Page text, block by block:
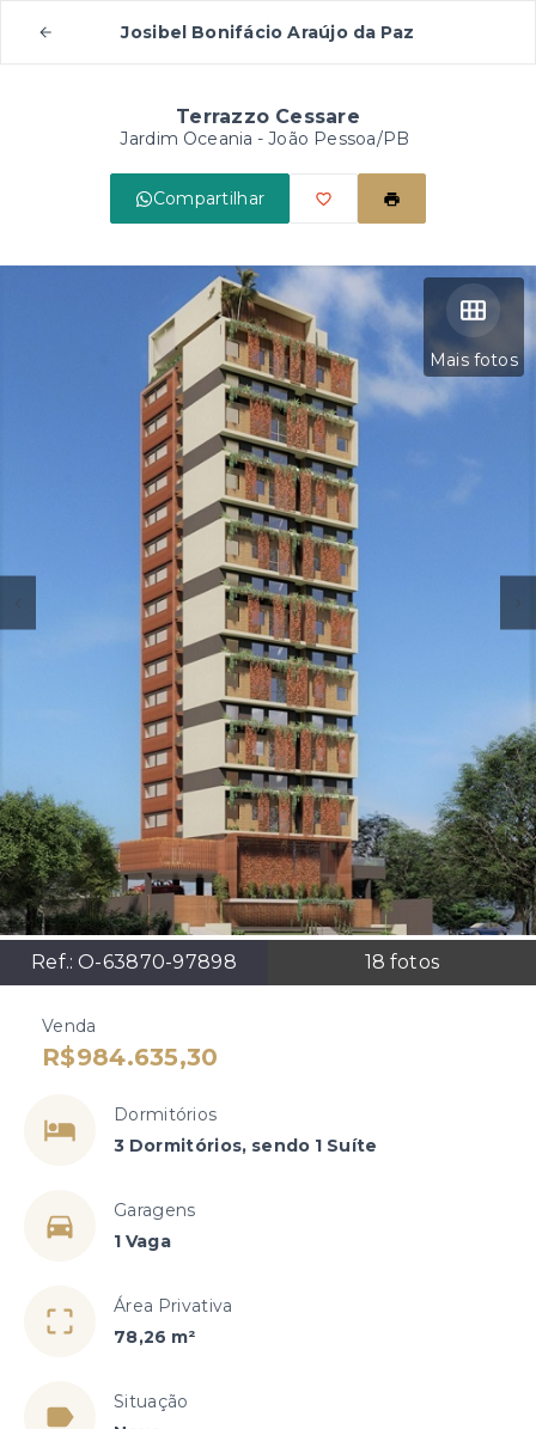
Josibel Bonifácio Araújo da Paz
Terrazzo Cessare
Jardim Oceania - João Pessoa/PB
Compartilhar
Mais fotos
Ref.:O-63870-97898 18 fotos
Venda
R$984.635,30
Dormitórios
3 Dormitórios, sendo 1 Suíte
Garagens
1 Vaga
Área Privativa
78,26 m²
Situação